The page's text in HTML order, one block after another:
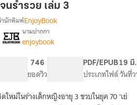
นร่ำรวย เล่ม 3
เรื่อง [จบ]ซาลาเปา
ตัว
น้อย
ทะลุ
มิติ
มา
มี
นักพิมพ์EnjoyBook
นามปากกา
enjoybook
746
ยอดวิว
PDF/EPUB
ประเภทไฟล์
19 มี
วันที่
หม่ในร่างเด็กหญิงอายุ 3 ขวบในยุค 70 'เย่